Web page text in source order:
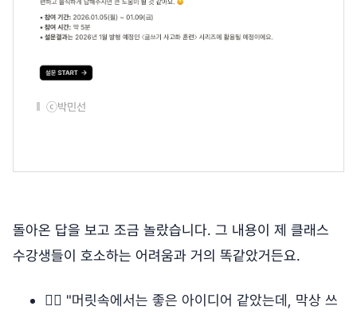
ⓒ박민선
돌아온 답을 보고 조금 놀랐습니다. 그 내용이 제 클래스
수강생들이 호소하는 어려움과 거의 똑같았거든요.
😵‍💫 "머릿속에서는 좋은 아이디어 같았는데, 막상 쓰